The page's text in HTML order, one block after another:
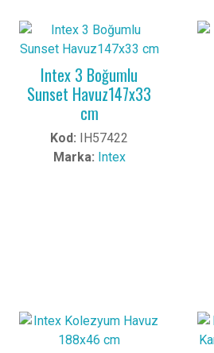
Intex 3 Boğumlu
Sunset Havuz147x33
cm
Kod: IH57422
Marka: Intex